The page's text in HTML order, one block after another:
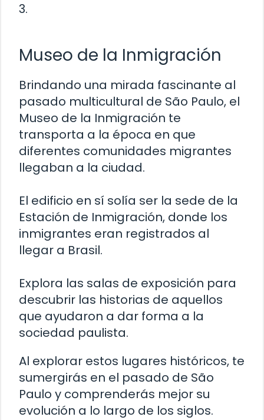
3.
Museo de la Inmigración
Brindando una mirada fascinante al
pasado multicultural de São Paulo, el
Museo de la Inmigración te
transporta a la época en que
diferentes comunidades migrantes
llegaban a la ciudad.
El edificio en sí solía ser la sede de la
Estación de Inmigración, donde los
inmigrantes eran registrados al
llegar a Brasil.
Explora las salas de exposición para
descubrir las historias de aquellos
que ayudaron a dar forma a la
sociedad paulista.
Al explorar estos lugares históricos, te
sumergirás en el pasado de São
Paulo y comprenderás mejor su
evolución a lo largo de los siglos.